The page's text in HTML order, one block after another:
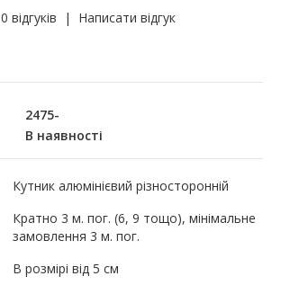
0 відгуків | Написати відгук
2475-
В наявності
Кутник алюмінієвий різносторонній
Кратно 3 м. пог. (6, 9 тощо), мінімальне
замовлення 3 м. пог.
В розмірі від 5 см